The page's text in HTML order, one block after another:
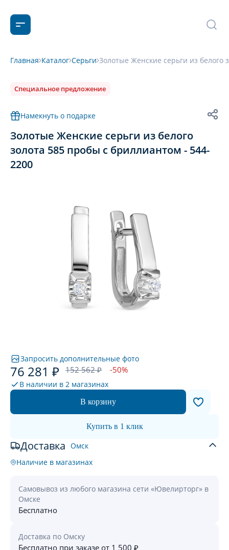
Главная Каталог Серьги Золотые Женские серьги из белого
Специальное предложение
Намекнуть о подарке
Золотые Женские серьги из белого
золота 585 пробы с бриллиантом - 544-
2200
Запросить дополнительные фото
76 281 ₽ 152 562 ₽ -50%
В наличии в 2 магазинах
В корзину
Купить в 1 клик
Доставка Омск
Наличие в магазинах
Самовывоз из любого магазина сети «Ювелирторг» в
Омске
Бесплатно
Доставка по Омску
Бесплатно при заказе от 1 500 ₽